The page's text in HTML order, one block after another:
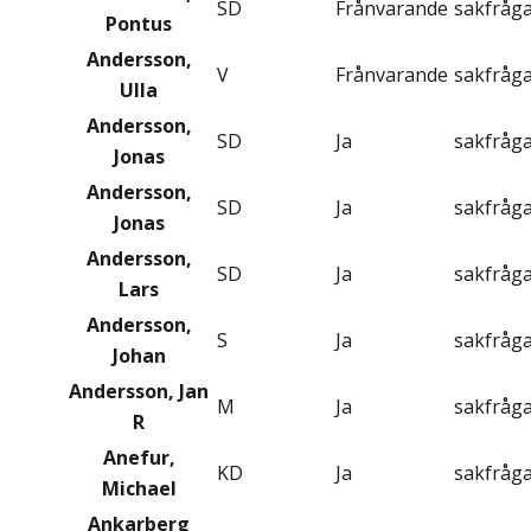
Pontus
SD Frånvarande
Andersson,
Ulla
V Frånvarande
Andersson,
Jonas
SD Ja
Andersson,
Jonas
SD Ja
Andersson,
Lars
SD Ja
Andersson,
Johan
S Ja
Andersson, Jan
R
M Ja
Anefur,
Michael
KD Ja
Ankarberg